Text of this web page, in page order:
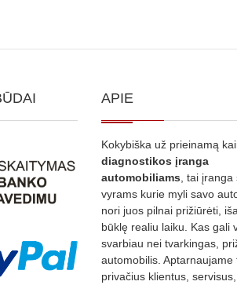
APIE
Kokybiška už prieinamą
diagnostikos įranga
automobiliams , tai
vyrams kurie myli savo
nori juos pilnai prižiūrėti,
būklę realiu laiku. Kas gali
svarbiau nei tvarkingas,
automobilis. Aptarnaujame
privačius klientus,